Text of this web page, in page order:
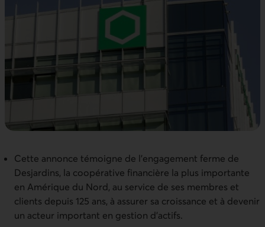
Cette annonce témoigne de l’engagement ferme de
Desjardins, la coopérative financière la plus importante
en Amérique du Nord, au service de ses membres et
clients depuis 125 ans, à assurer sa croissance et à devenir
un acteur important en gestion d’actifs.